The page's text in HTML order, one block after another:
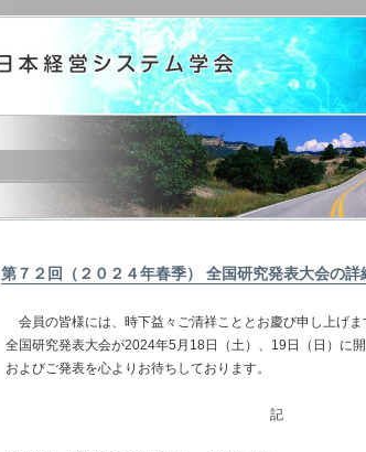
第７２回（２０２４年春季） 全国研究発表大会の詳
会員の皆様には、時下益々ご清祥こととお慶び申し上げ
全国研究発表大会が2024年5月18日（土）、19日（日）に
およびご発表を心よりお待ちしております。
記